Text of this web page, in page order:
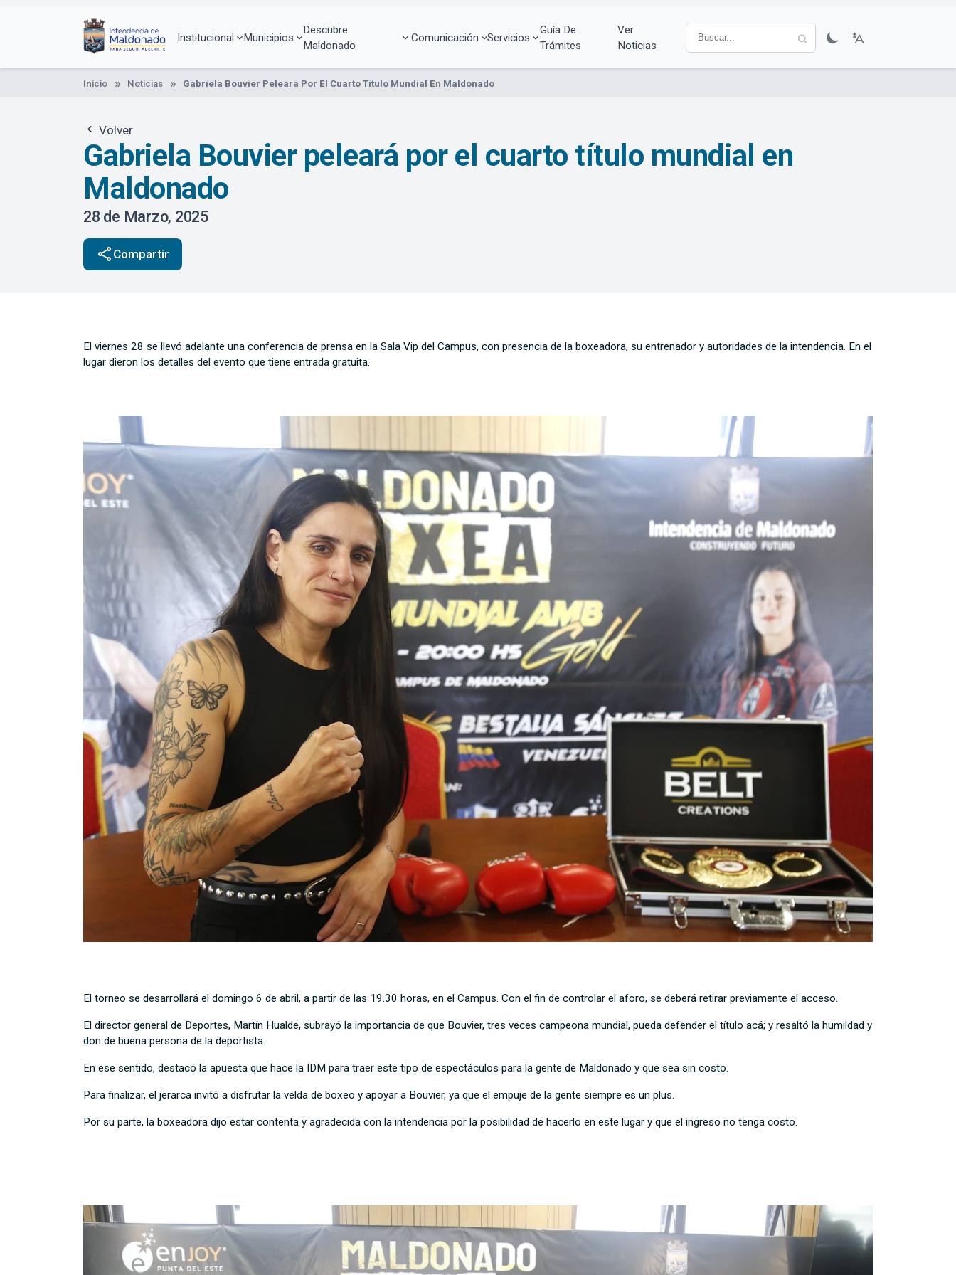
Institucional Municipios
Descubre
Maldonado
Comunicación Servicios
Guía De
Trámites
Ver
Noticias
Inicio Noticias Gabriela Bouvier Peleará Por El Cuarto Título Mundial En Maldonado
Volver
Gabriela Bouvier peleará por el cuarto título mundial en
Maldonado
28 de Marzo, 2025
share Compartir
El viernes 28 se llevó adelante una conferencia de prensa en la Sala Vip del Campus, con presencia de la boxeadora, su entrenador y autoridades de la intendencia. En el
lugar dieron los detalles del evento que tiene entrada gratuita.
El torneo se desarrollará el domingo 6 de abril, a partir de las 19.30 horas, en el Campus. Con el fin de controlar el aforo, se deberá retirar previamente el acceso.
El director general de Deportes, Martín Hualde, subrayó la importancia de que Bouvier, tres veces campeona mundial, pueda defender el título acá; y resaltó la humildad y
don de buena persona de la deportista.
En ese sentido, destacó la apuesta que hace la IDM para traer este tipo de espectáculos para la gente de Maldonado y que sea sin costo.
Para finalizar, el jerarca invitó a disfrutar la velda de boxeo y apoyar a Bouvier, ya que el empuje de la gente siempre es un plus.
Por su parte, la boxeadora dijo estar contenta y agradecida con la intendencia por la posibilidad de hacerlo en este lugar y que el ingreso no tenga costo.